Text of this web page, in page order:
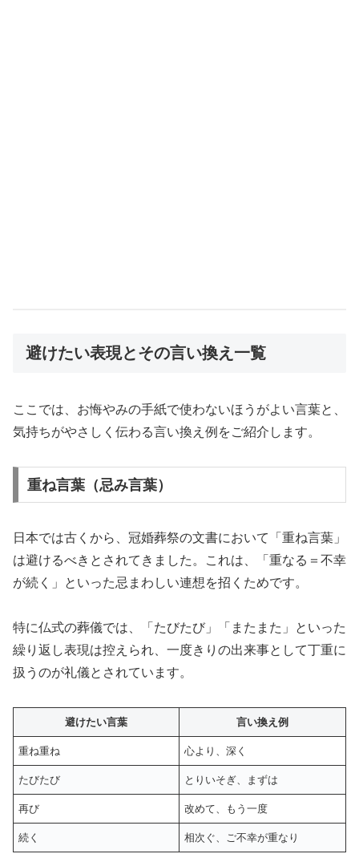
避けたい表現とその言い換え一覧
ここでは、お悔やみの手紙で使わないほうがよい言葉と、
気持ちがやさしく伝わる言い換え例をご紹介します。
重ね言葉（忌み言葉）
日本では古くから、冠婚葬祭の文書において「重ね言葉」
は避けるべきとされてきました。これは、「重なる＝不幸
が続く」といった忌まわしい連想を招くためです。
特に仏式の葬儀では、「たびたび」「またまた」といった
繰り返し表現は控えられ、一度きりの出来事として丁重に
扱うのが礼儀とされています。
避けたい言葉 言い換え例
重ね重ね 心より、深く
たびたび とりいそぎ、まずは
再び 改めて、もう一度
続く 相次ぐ、ご不幸が重なり